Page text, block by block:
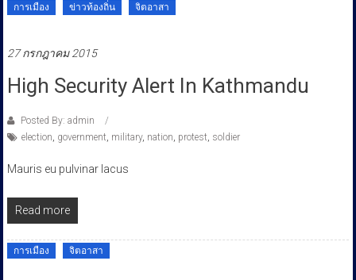
การเมือง ข่าวท้องถิ่น จิตอาสา
27 กรกฎาคม 2015
High Security Alert In Kathmandu
Posted By: admin
election government military, nation protest soldier
Mauris eu pulvinar lacus
Read more
การเมือง จิตอาสา